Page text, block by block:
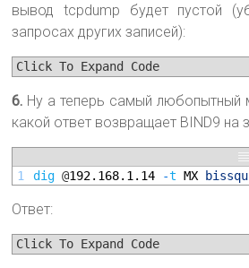
вывод tcpdump будет пустой
запросах других записей):
Click To Expand Code
6. Ну а теперь самый
какой ответ возвращает BIND9 на
1
dig @192.168.1.14 -t MX
Ответ:
Click To Expand Code